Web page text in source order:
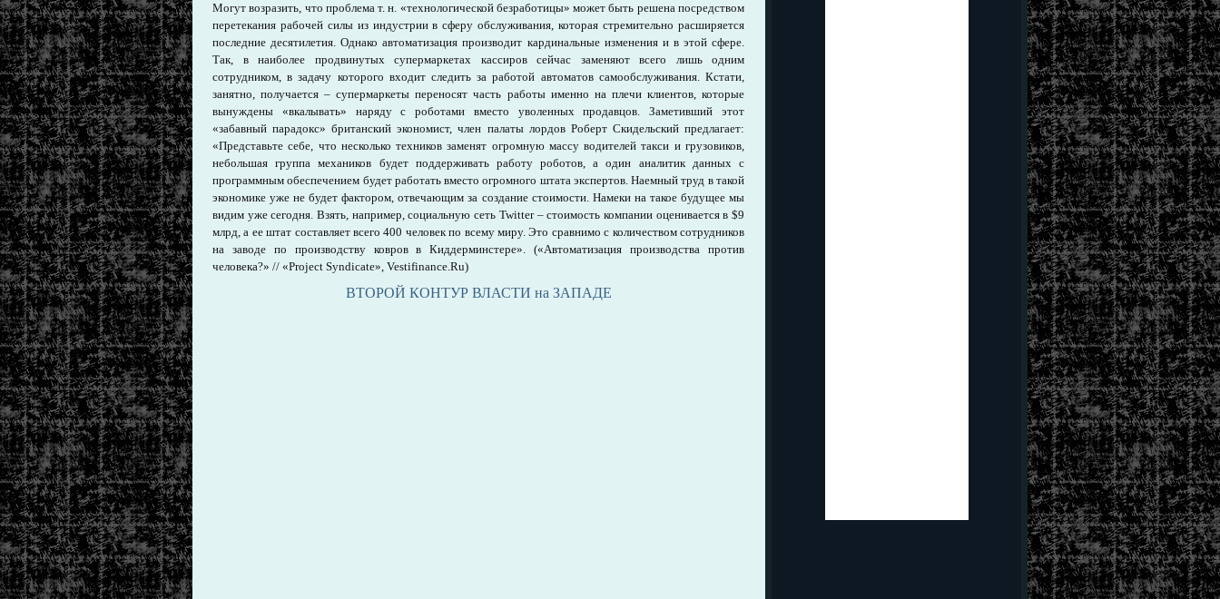
Могут возразить, что проблема т. н. «технологической безработицы» может быть решена посредством
перетекания рабочей силы из индустрии в сферу обслуживания, которая стремительно расширяется
последние десятилетия. Однако автоматизация производит кардинальные изменения и в этой сфере.
Так, в наиболее продвинутых супермаркетах кассиров сейчас заменяют всего лишь одним
сотрудником, в задачу которого входит следить за работой автоматов самообслуживания. Кстати,
занятно, получается – супермаркеты переносят часть работы именно на плечи клиентов, которые
вынуждены «вкалывать» наряду с роботами вместо уволенных продавцов. Заметивший этот
«забавный парадокс» британский экономист, член палаты лордов Роберт Скидельский предлагает:
«Представьте себе, что несколько техников заменят огромную массу водителей такси и грузовиков,
небольшая группа механиков будет поддерживать работу роботов, а один аналитик данных с
программным обеспечением будет работать вместо огромного штата экспертов. Наемный труд в такой
экономике уже не будет фактором, отвечающим за создание стоимости. Намеки на такое будущее мы
видим уже сегодня. Взять, например, социальную сеть Twitter – стоимость компании оценивается в $9
млрд, а ее штат составляет всего 400 человек по всему миру. Это сравнимо с количеством сотрудников
на заводе по производству ковров в Киддерминстере». («Автоматизация производства против
человека?» // «Project Syndicate», Vestifinance.Ru)
ВТОРОЙ КОНТУР ВЛАСТИ на ЗАПАДЕ